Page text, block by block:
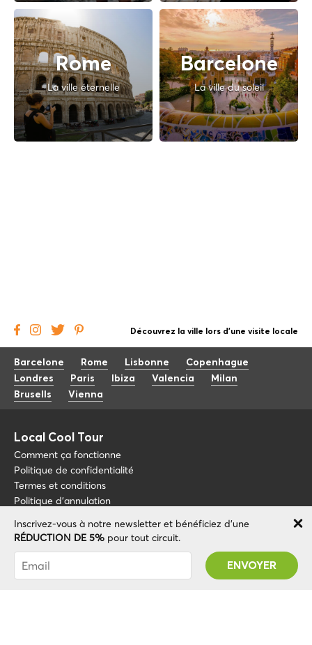
Rome
La ville éternelle
Barcelone
La ville du soleil
Inscrivez-vous à notre newsletter et bénéficiez d'une
RÉDUCTION DE 5% pour tout circuit.
Vous avez été abonné avec succès ! Vous
recevrez votre code promotionnel après avoir
validé votre compte !
Découvrez la ville lors d'une visite locale
Barcelone Rome Lisbonne
Copenhague
Londres
Paris Ibiza Valencia
Milan
Brusells
Vienna
Local Cool Tour
Comment ça fonctionne
Politique de confidentialité
Termes et conditions
Politique d'annulation
Blog
À propos de nous
FAQ
Devenez guide
+34 675 176 220